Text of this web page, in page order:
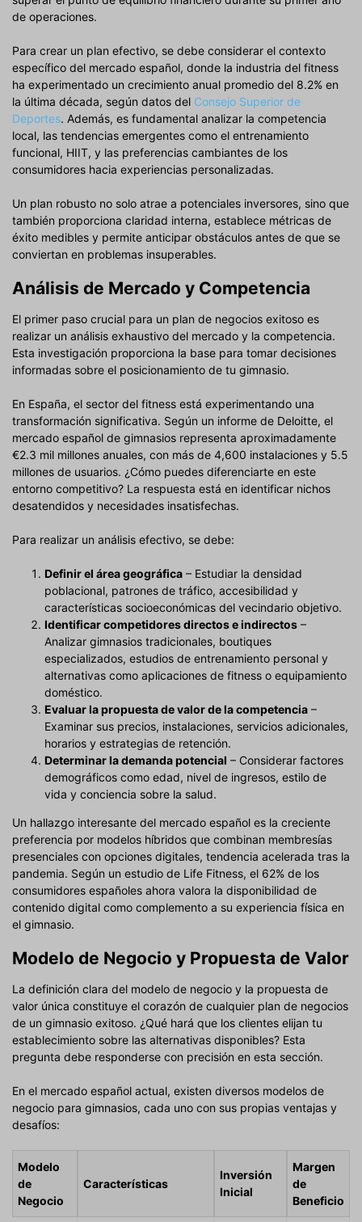
de operaciones.
Para crear un plan efectivo, se debe considerar el contexto
específico del mercado español, donde la industria del fitness
ha experimentado un crecimiento anual promedio del 8.2% en
la última década, según datos del Consejo Superior de
Deportes. Además, es fundamental analizar la competencia
local, las tendencias emergentes como el entrenamiento
funcional, HIIT, y las preferencias cambiantes de los
consumidores hacia experiencias personalizadas.
Un plan robusto no solo atrae a potenciales inversores, sino que
también proporciona claridad interna, establece métricas de
éxito medibles y permite anticipar obstáculos antes de que se
conviertan en problemas insuperables.
Análisis de Mercado y Competencia
El primer paso crucial para un plan de negocios exitoso es
realizar un análisis exhaustivo del mercado y la competencia.
Esta investigación proporciona la base para tomar decisiones
informadas sobre el posicionamiento de tu gimnasio.
En España, el sector del fitness está experimentando una
transformación significativa. Según un informe de Deloitte, el
mercado español de gimnasios representa aproximadamente
€2.3 mil millones anuales, con más de 4,600 instalaciones y 5.5
millones de usuarios. ¿Cómo puedes diferenciarte en este
entorno competitivo? La respuesta está en identificar nichos
desatendidos y necesidades insatisfechas.
Para realizar un análisis efectivo, se debe:
Definir el área geográfica – Estudiar la densidad
poblacional, patrones de tráfico, accesibilidad y
características socioeconómicas del vecindario objetivo.
Identificar competidores directos e indirectos –
Analizar gimnasios tradicionales, boutiques
especializados, estudios de entrenamiento personal y
alternativas como aplicaciones de fitness o equipamiento
doméstico.
Evaluar la propuesta de valor de la competencia –
Examinar sus precios, instalaciones, servicios adicionales,
horarios y estrategias de retención.
Determinar la demanda potencial – Considerar factores
demográficos como edad, nivel de ingresos, estilo de
vida y conciencia sobre la salud.
Un hallazgo interesante del mercado español es la creciente
preferencia por modelos híbridos que combinan membresías
presenciales con opciones digitales, tendencia acelerada tras la
pandemia. Según un estudio de Life Fitness, el 62% de los
consumidores españoles ahora valora la disponibilidad de
contenido digital como complemento a su experiencia física en
el gimnasio.
Modelo de Negocio y Propuesta de Valor
La definición clara del modelo de negocio y la propuesta de
valor única constituye el corazón de cualquier plan de negocios
de un gimnasio exitoso. ¿Qué hará que los clientes elijan tu
establecimiento sobre las alternativas disponibles? Esta
pregunta debe responderse con precisión en esta sección.
En el mercado español actual, existen diversos modelos de
negocio para gimnasios, cada uno con sus propias ventajas y
desafíos:
Modelo
de
Negocio
Características
Inversión
Inicial
Margen
de
Beneficio